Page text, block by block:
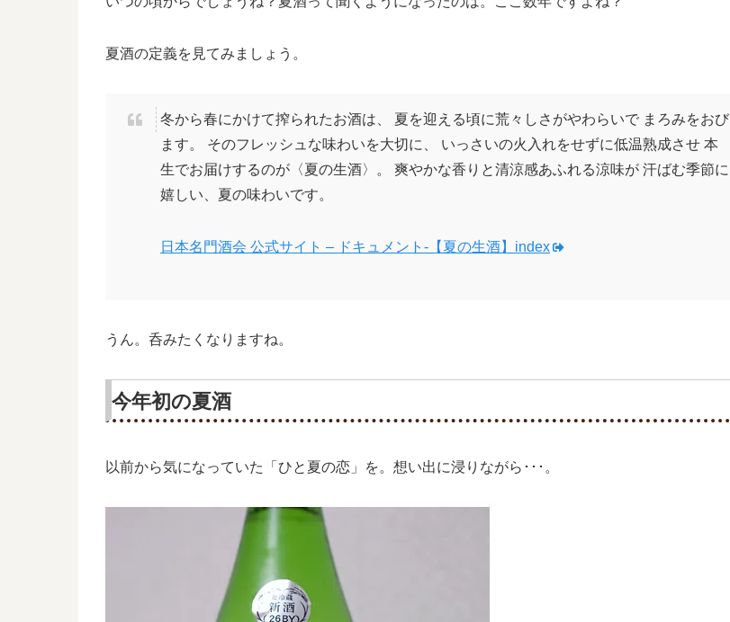
夏酒の定義を見てみましょう。
冬から春にかけて搾られたお酒は、 夏を迎える頃に荒々しさがやわらいで まろみをおび
ます。 そのフレッシュな味わいを大切に、 いっさいの火入れをせずに低温熟成させ 本
生でお届けするのが〈夏の生酒〉。 爽やかな香りと清涼感あふれる涼味が 汗ばむ季節に
嬉しい、夏の味わいです。
日本名門酒会 公式サイト – ドキュメント-【夏の生酒】index
うん。呑みたくなりますね。
今年初の夏酒
以前から気になっていた「ひと夏の恋」を。想い出に浸りながら･･･。